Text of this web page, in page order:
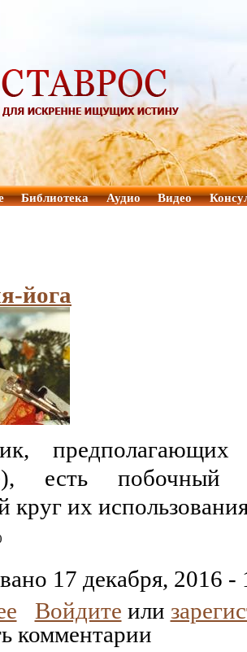
Библиотека Аудио Видео
йога
предполагающих
есть побочный
их
17 декабря, 2016 -
Войдите или
комментарии